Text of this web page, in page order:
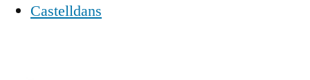
Castelldans